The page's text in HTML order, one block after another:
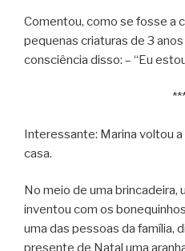
Comentou, como se fosse a
pequenas criaturas de 3
consciência disso: – “Eu
Interessante: Marina voltou a
casa.
No meio de uma brincadeira,
inventou com os
uma das pessoas da família,
presente de Natal uma